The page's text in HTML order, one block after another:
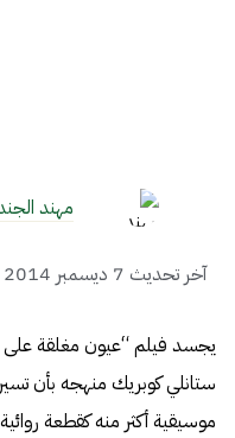
مهند
آخر تحديث 7 ديسمبر 2014
ستانلي كوبريك منهجه بأن
موسيقية أكثر منه كقطعة